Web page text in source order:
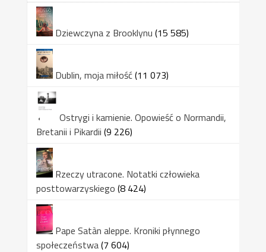
Dziewczyna z Brooklynu (15 585)
Dublin, moja miłość(11 073)
Ostrygi i kamienie. Opowieść o Normandii,
Bretanii i Pikardii (9 226)
Rzeczy utracone. Notatki człowieka
posttowarzyskiego (8 424)
Pape Satàn aleppe. Kroniki płynnego
społeczeństwa(7 604)